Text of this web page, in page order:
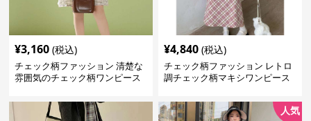
¥3,160 (税込)
チェック柄ファッション 清楚な
雰囲気のチェック柄ワンピース
¥4,840 (税込)
チェック柄ファッション レトロ
調チェック柄マキシワンピース
人気